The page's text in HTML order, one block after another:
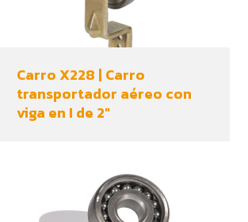
Carro X228 | Carro
transportador aéreo con
viga en I de 2"